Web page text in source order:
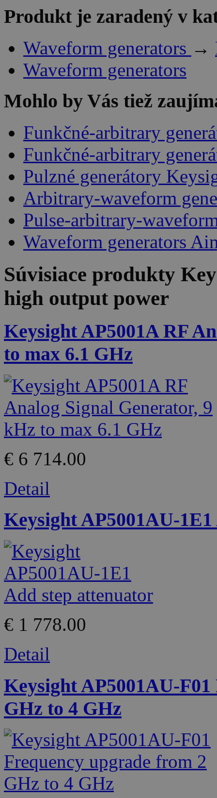
Produkt je zaradený v
Waveform generators →
Waveform generators
Mohlo by Vás tiež
Funkčné-arbitrary
Funkčné-arbitrary
Pulzné generátory
Arbitrary-waveform
Pulse-arbitrary-
Waveform generators
Súvisiace produkty
high output power
Keysight AP5001A RF
to max 6.1 GHz
€ 6 714.00
Detail
Keysight AP5001AU-
€ 1 778.00
Detail
Keysight AP5001AU-
GHz to 4 GHz